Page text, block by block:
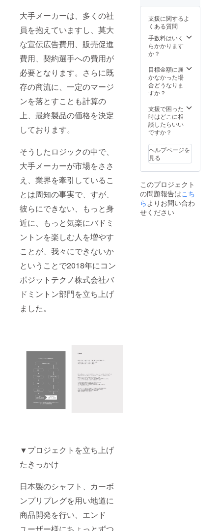
大手メーカーは、多くの社
員を抱えていますし、莫大
な宣伝広告費用、販売促進
費用、契約選手への費用が
必要となります。さらに既
存の商流に、一定のマージ
ンを落とすことも計算の
上、最終製品の価格を決定
しております。
そうしたロジックの中で、
大手メーカーが市場をささ
え、業界を牽引しているこ
とは周知の事実で、すが、
彼らにできない、もっと身
近に、もっと気楽にバドミ
ントンを楽しむ人を増やす
ことが、我々にできないか
ということで2018年にコン
ポジットテクノ株式会社バ
ドミントン部門を立ち上げ
ました。
▼プロジェクトを立ち上げ
たきっかけ
日本製のシャフト、カーボ
ンプリプレグを用い地道に
商品開発を行い、エンド
S6Jと
なりま
す。 ※T
シャツ
のデザ
インは
側の商
品とな
りま
クエ
ディ
ション
は、画
品が全
て黒に
塗装さ
れた商
りま
す。
張り上
+ロゴT
シャツ
ブラッ
クエ
ディ
お好き
な2本＝
受注生
産、受
週間い
ただき
ます。
※スペッ
像2枚目
をご参
照くだ
さい。
ンは画
像1枚目
の左か
ら
P6J、
支援に関するよ
くある質問
手数料はいく
らかかります
か？
目標金額に届
かなかった場
合どうなりま
すか？
支援で困った
時はどこに相
談したらいい
ですか？
ヘルプページを
見る
このプロジェクト
の問題報告はこち
らよりお問い合わ
せください